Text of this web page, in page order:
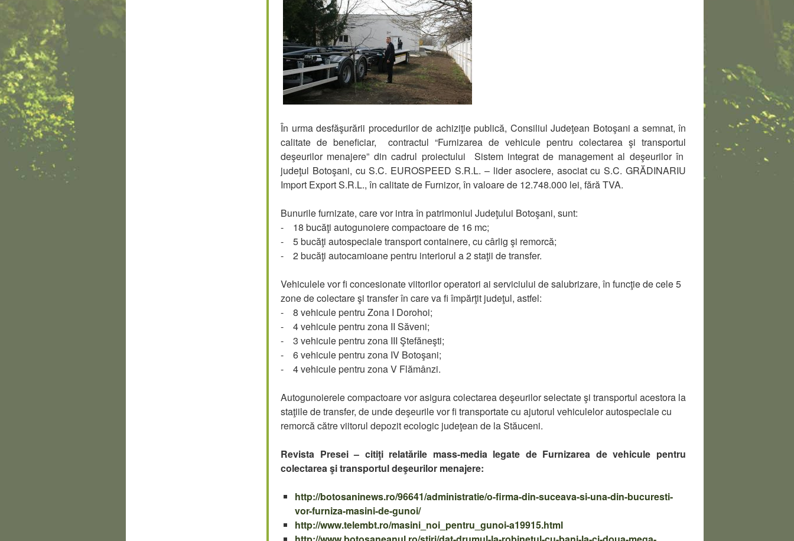
În urma desfăşurării procedurilor de achiziţie publică, Consiliul Judeţean Botoşani a semnat, în
calitate de beneficiar, contractul “Furnizarea de vehicule pentru colectarea şi transportul
deşeurilor menajere” din cadrul proiectului Sistem integrat de management al deşeurilor în
judeţul Botoşani, cu S.C. EUROSPEED S.R.L. – lider asociere, asociat cu S.C. GRĂDINARIU
Import Export S.R.L., în calitate de Furnizor, în valoare de 12.748.000 lei, fără TVA.
Bunurile furnizate, care vor intra în patrimoniul Judeţului Botoşani, sunt:
- 18 bucăţi autogunoiere compactoare de 16 mc;
- 5 bucăţi autospeciale transport containere, cu cârlig şi remorcă;
- 2 bucăţi autocamioane pentru interiorul a 2 staţii de transfer.
Vehiculele vor fi concesionate viitorilor operatori ai serviciului de salubrizare, în funcţie de cele 5
zone de colectare şi transfer în care va fi împărţit judeţul, astfel:
- 8 vehicule pentru Zona I Dorohoi;
- 4 vehicule pentru zona II Săveni;
- 3 vehicule pentru zona III Ştefăneşti;
- 6 vehicule pentru zona IV Botoşani;
- 4 vehicule pentru zona V Flămânzi.
Autogunoierele compactoare vor asigura colectarea deşeurilor selectate şi transportul acestora la
staţiile de transfer, de unde deşeurile vor fi transportate cu ajutorul vehiculelor autospeciale cu
remorcă către viitorul depozit ecologic judeţean de la Stăuceni.
Revista Presei – citiţi relatările mass-media legate de Furnizarea de vehicule pentru
colectarea şi transportul deşeurilor menajere:
http://botosaninews.ro/96641/administratie/o-firma-din-suceava-si-una-din-bucuresti-
vor-furniza-masini-de-gunoi/
http://www.telembt.ro/masini_noi_pentru_gunoi-a19915.html